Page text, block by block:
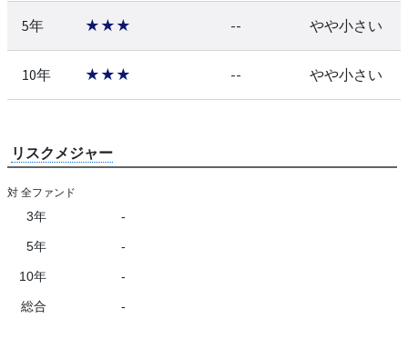
5年 ★★★ -- やや小さい
10年 ★★★ -- やや小さい
リスクメジャー
対 全ファンド
3年 -
5年 -
10年 -
総合 -